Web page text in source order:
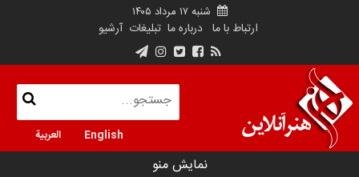
شنبه ۱۷ مرداد ۱۴۰۵
ارتباط با ما درباره ما تبلیغات آرشیو
English العربية
نمایش منو